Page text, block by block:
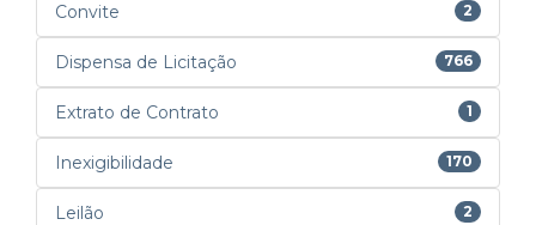
Convite 2
Dispensa de Licitação 766
Extrato de Contrato 1
Inexigibilidade 170
Leilão 2